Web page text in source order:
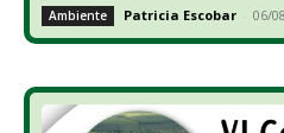
Ambiente Patricia Escobar - 06/